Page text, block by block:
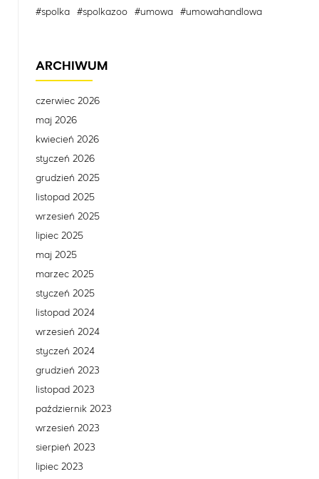
#spolka #spolkazoo #umowa #umowahandlowa
ARCHIWUM
czerwiec 2026
maj 2026
kwiecień 2026
styczeń 2026
grudzień 2025
listopad 2025
wrzesień 2025
lipiec 2025
maj 2025
marzec 2025
styczeń 2025
listopad 2024
wrzesień 2024
styczeń 2024
grudzień 2023
listopad 2023
październik 2023
wrzesień 2023
sierpień 2023
lipiec 2023